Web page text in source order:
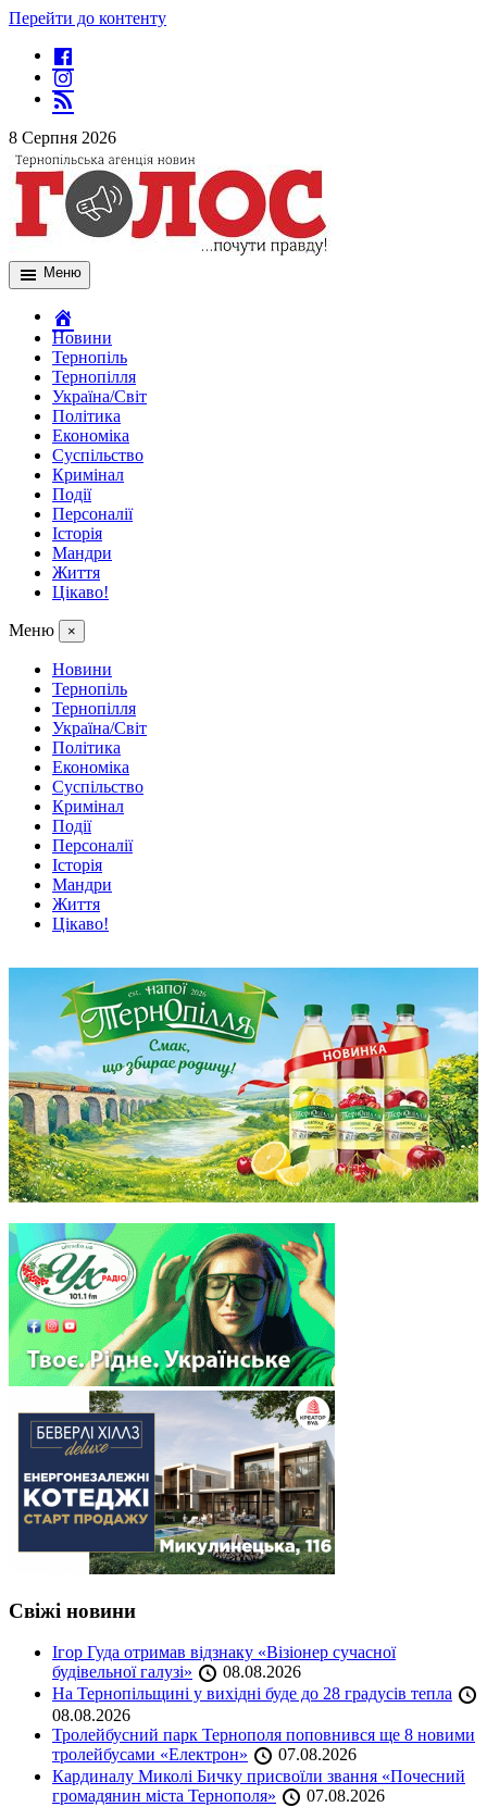
Перейти до контенту
8 Серпня 2026
Меню
Новини
Тернопіль
Тернопілля
Україна/Світ
Політика
Економіка
Суспільство
Кримінал
Події
Персоналії
Історія
Мандри
Життя
Цікаво!
Меню ×
Новини
Тернопіль
Тернопілля
Україна/Світ
Політика
Економіка
Суспільство
Кримінал
Події
Персоналії
Історія
Мандри
Життя
Цікаво!
Свіжі новини
Ігор Гуда отримав відзнаку «Візіонер сучасної
будівельної галузі»
08.08.2026
На Тернопільщині у вихідні буде до 28 градусів тепла
08.08.2026
Тролейбусний парк Тернополя поповнився ще 8 новими
тролейбусами «Електрон»
07.08.2026
Кардиналу Миколі Бичку присвоїли звання «Почесний
громадянин міста Тернополя»
07.08.2026